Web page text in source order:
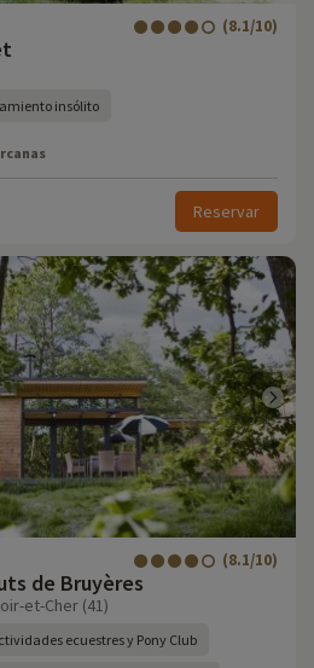
(8.1/10)
insólito
Reservar
de Bruyères
(8.1/10)
et-Cher (41)
ecuestres y Pony Club